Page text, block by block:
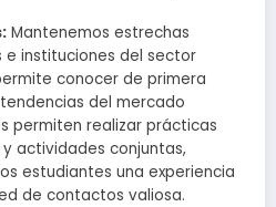
Mantenemos estrechas
e instituciones del sector
conocer de primera
del mercado
permiten realizar prácticas
actividades conjuntas,
estudiantes una experiencia
de contactos valiosa.